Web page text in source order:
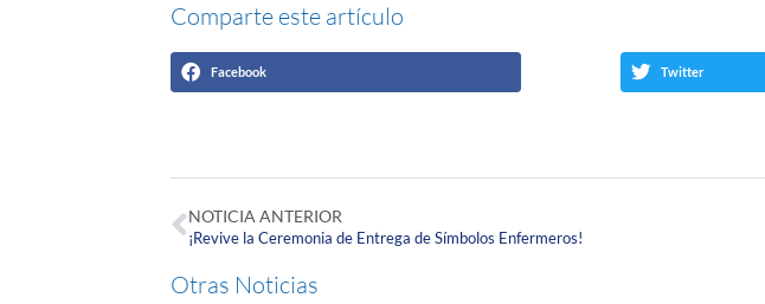
Comparte este artículo
Facebook Twitter
NOTICIA ANTERIOR
¡Revive la Ceremonia de Entrega de Símbolos Enfermeros!
Otras Noticias